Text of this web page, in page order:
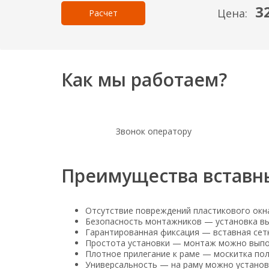
Цена:
Как мы работаем?
Звонок оператору
Преимущества
Отсутствие повреждений пластикового
Безопасность монтажников — установка
Гарантированная фиксация — вставная
Простота установки — монтаж можно
Плотное прилегание к раме — москитка
Универсальность — на раму можно